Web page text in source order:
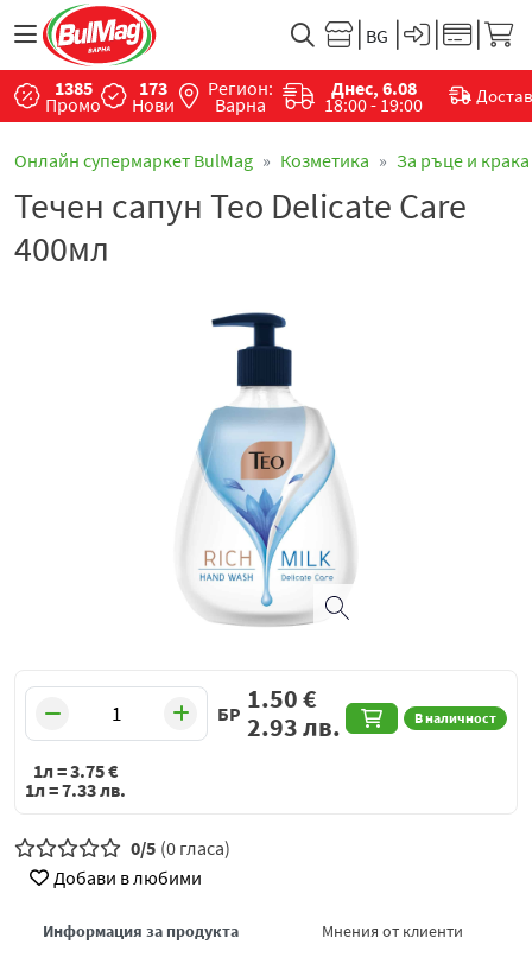
1385
Промо
173
Нови
Регион:
Варна
Днес, 6.08
18:00 - 19:00
Онлайн супермаркет BulMag Козметика За ръце и крака
Течен сапун Тео Delicate Care
400мл
БР В наличност
1.50€
2.93лв.
1л =3.75€
1л =7.33лв.
0/5 (0 гласа)
Добави в любими
Информация за продукта
Мнения от клиенти